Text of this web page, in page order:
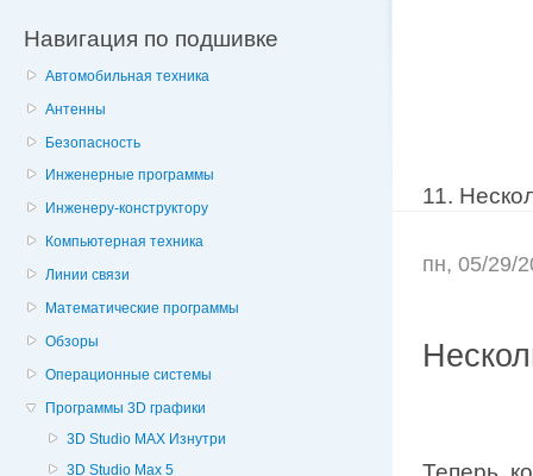
Навигация по подшивке
Автомобильная техника
Антенны
Безопасность
Инженерные программы
Инженеру-конструктору
Компьютерная техника
Линии связи
Математические программы
Обзоры
Операционные системы
Программы 3D графики
3D Studio MAX Изнутри
3D Studio Max 5
11.
пн, 05/29/